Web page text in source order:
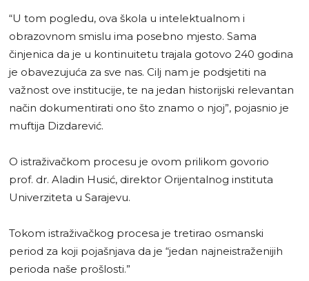
“U tom pogledu, ova škola u intelektualnom i
obrazovnom smislu ima posebno mjesto. Sama
činjenica da je u kontinuitetu trajala gotovo 240 godina
je obavezujuća za sve nas. Cilj nam je podsjetiti na
važnost ove institucije, te na jedan historijski relevantan
način dokumentirati ono što znamo o njoj”, pojasnio je
muftija Dizdarević.
O istraživačkom procesu je ovom prilikom govorio
prof. dr. Aladin Husić, direktor Orijentalnog instituta
Univerziteta u Sarajevu.
Tokom istraživačkog procesa je tretirao osmanski
period za koji pojašnjava da je “jedan najneistraženijih
perioda naše prošlosti.”